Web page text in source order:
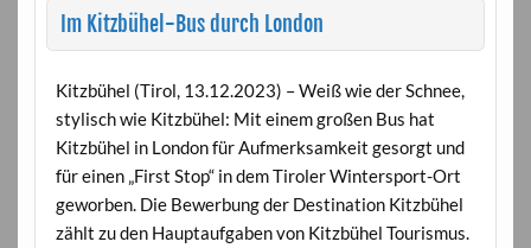
Im Kitzbühel-Bus durch London
Kitzbühel (Tirol, 13.12.2023) – Weiß wie der Schnee,
stylisch wie Kitzbühel: Mit einem großen Bus hat
Kitzbühel in London für Aufmerksamkeit gesorgt und
für einen „First Stop“ in dem Tiroler Wintersport-Ort
geworben. Die Bewerbung der Destination Kitzbühel
zählt zu den Hauptaufgaben von Kitzbühel Tourismus.